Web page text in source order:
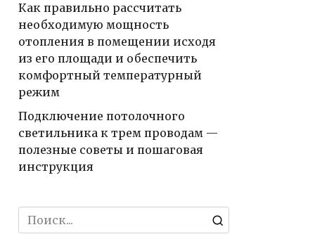
Как правильно рассчитать
необходимую мощность
отопления в помещении исходя
из его площади и обеспечить
комфортный температурный
режим
Подключение потолочного
светильника к трем проводам —
полезные советы и пошаговая
инструкция
Search
for: